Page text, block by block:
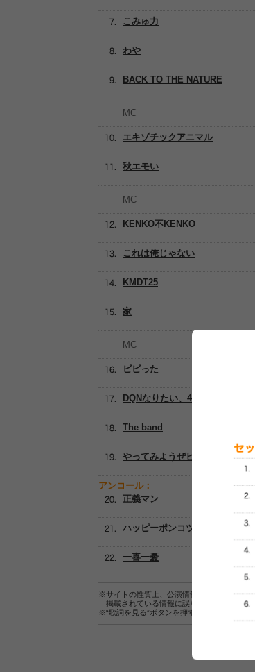
こみゅ力
わや
BACK TO THE NATURE
MC
エキゾチックアニマル
秋エモい
MC
KENKO不KENKO
これは俺じゃない
KMDT25
家
MC
ビビった
DQNなりたい、40代で死にたい
The band
やってみようぜヒーロー
アンコール：
正義マン
ハッピーポンコツ
一喜一憂
※サイトの性質上、公演情報およびセットリ
掲載されている情報に誤りがある場合は、
※“歌詞を見る”ボタンを押すと、株式会社ペ